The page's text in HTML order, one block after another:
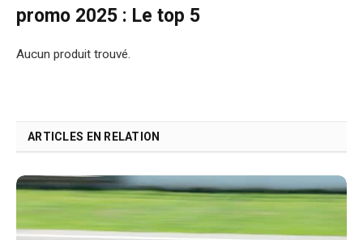
promo 2025 : Le top 5
Aucun produit trouvé.
ARTICLES EN RELATION